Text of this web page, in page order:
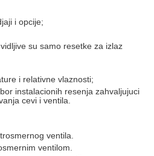
i opcije;
su samo resetke za izlaz
i relativne vlaznosti;
instalacionih resenja zahvaljujuci
cevi i ventila.
ventila.
ventilom.